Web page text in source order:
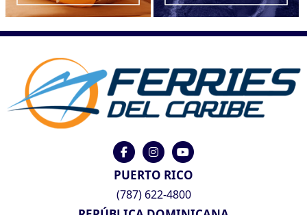
PUERTO RICO
(787) 622-4800